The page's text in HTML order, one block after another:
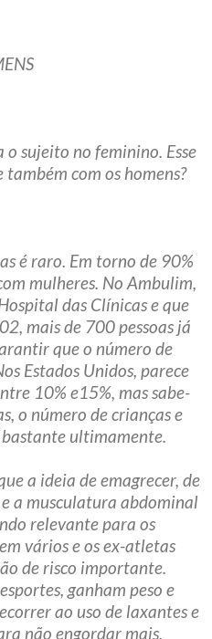
o sujeito no feminino. Esse
com os homens?
é raro. Em torno de 90%
mulheres. No Ambulim,
das Clínicas e que
mais de 700 pessoas já
que o número de
Estados Unidos, parece
10% e15%, mas sabe-
o número de crianças e
ultimamente.
a ideia de emagrecer, de
a musculatura abdominal
relevante para os
vários e os ex-atletas
de risco importante.
ganham peso e
ao uso de laxantes e
não engordar mais.